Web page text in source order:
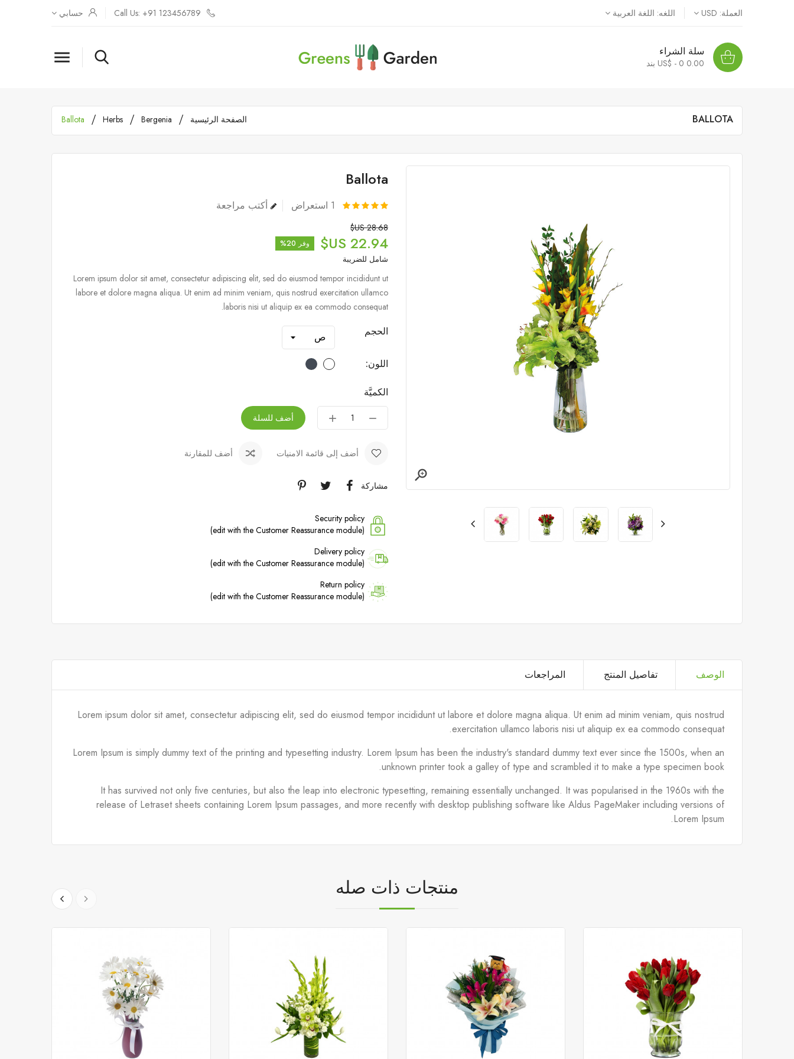
العملة: USD اللغه: اللغة العربية Call Us: +91 123456789 حسابي
سلة الشراء
0.00 US$ - 0 بند 
BALLOTA الصفحة الرئيسية Bergenia
Herbs
Ballota

Ballota
1 استعراض أكتب مراجعة
28.68 US$
22.94 US$ وفر 20%
شامل للضريبة
Lorem ipsum dolor sit amet, consectetur adipiscing elit, sed do eiusmod tempor incididunt ut
labore et dolore magna aliqua. Ut enim ad minim veniam, quis nostrud exercitation ullamco
laboris nisi ut aliquip ex ea commodo consequat.
الحجم
اللون:
الكميَّة
أضف للسلة
أضف إلى قائمة الامنيات أضف للمقارنة
مشاركة
Security policy
(edit with the Customer Reassurance module)
Delivery policy
(edit with the Customer Reassurance module)
Return policy
(edit with the Customer Reassurance module)
الوصف تفاصيل المنتج المراجعات
Lorem ipsum dolor sit amet, consectetur adipiscing elit, sed do eiusmod tempor incididunt ut labore et dolore magna aliqua. Ut enim ad minim veniam, quis nostrud
exercitation ullamco laboris nisi ut aliquip ex ea commodo consequat.
Lorem Ipsum is simply dummy text of the printing and typesetting industry. Lorem Ipsum has been the industry's standard dummy text ever since the 1500s, when an
unknown printer took a galley of type and scrambled it to make a type specimen book.
It has survived not only five centuries, but also the leap into electronic typesetting, remaining essentially unchanged. It was popularised in the 1960s with the
release of Letraset sheets containing Lorem Ipsum passages, and more recently with desktop publishing software like Aldus PageMaker including versions of
Lorem Ipsum.
منتجات ذات صله